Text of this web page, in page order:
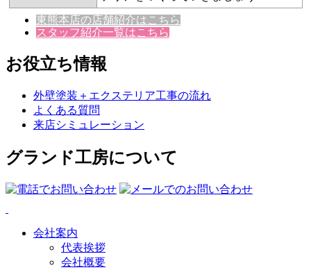
東熊本店の店舗紹介はこちら
スタッフ紹介一覧はこちら
お役立ち情報
外壁塗装＋エクステリア工事の流れ
よくある質問
来店シミュレーション
グランド工房について
会社案内
代表挨拶
会社概要